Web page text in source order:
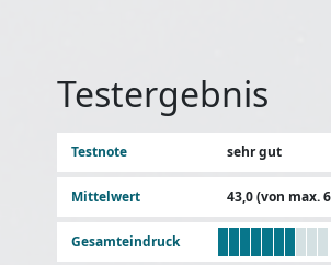
Testergebnis
Testnote sehr gut
Mittelwert 43,0 (von max.
Gesamteindruck